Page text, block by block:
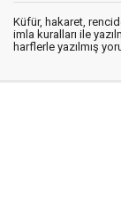
Küfür, hakaret,
imla kuralları ile
harflerle yazılmış